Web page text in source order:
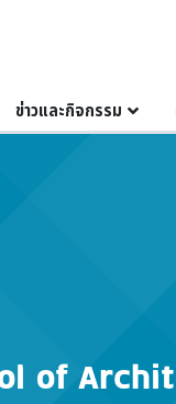
ข่าวและกิจกรรม
of